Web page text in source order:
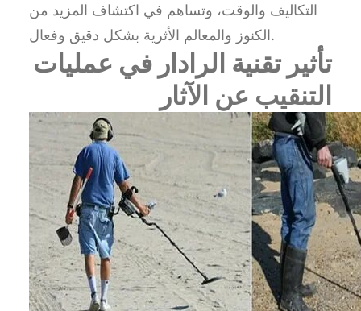
التكاليف والوقت، وتساهم في اكتشاف المزيد من
الكنوز والمعالم الأثرية بشكل دقيق وفعال.
تأثير تقنية الرادار في عمليات
التنقيب عن الآثار